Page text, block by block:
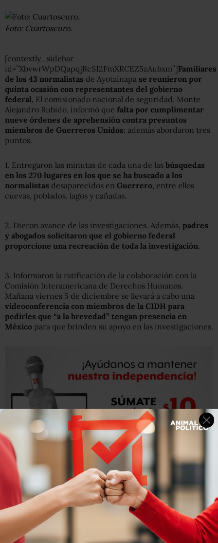
Foto: Cuartoscuro.
[contextly_sidebar
id=”XbvwrWpDQapqjRcS12FmXRCEZ5zAubxm”]Familiares
de los 43 normalistas de Ayotzinapa se reunieron por
quinta ocasión con representantes del gobierno
federal. El comisionado nacional de seguridad, Monte
Alejandro Rubido, informó que falta por cumplimentar
nueve órdenes de aprehensión contra presuntos
miembros de Guerreros Unidos; además abordaron tres
puntos.
1. Entregaron las minutas de cada una de las búsquedas
en los 270 lugares en los que se ha buscado a los
normalistas desaparecidos en Guerrero, entre ellos
cuevas, poblados, lagos y cañadas.
2. Dieron avance de las investigaciones. Además, padres
y abogados solicitaron que el gobierno federal
proporcione una recreación de toda la investigación.
3. Informaron la ratificación de la colaboración con la
Comisión Interamericana de Derechos Humanos.
Mañana viernes 5 de diciembre se llevará a cabo una
videoconferencia con miembros de la CIDH para
pedirles que “a la brevedad” tengan presencia en
México para que brinden su apoyo en las investigaciones.
Felipe Cruz, padre de uno de los normalistasde
Ayotzinapa desaparecidos, dijo quepidieron al gobierno
federal triplicar la búsqueda de los jóvenesypermitir
que haya una amplia participación de los familiares en
la investigación.